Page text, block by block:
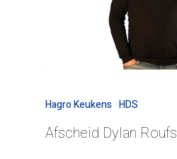
Hagro Keukens HDS
Afscheid Dylan Roufs